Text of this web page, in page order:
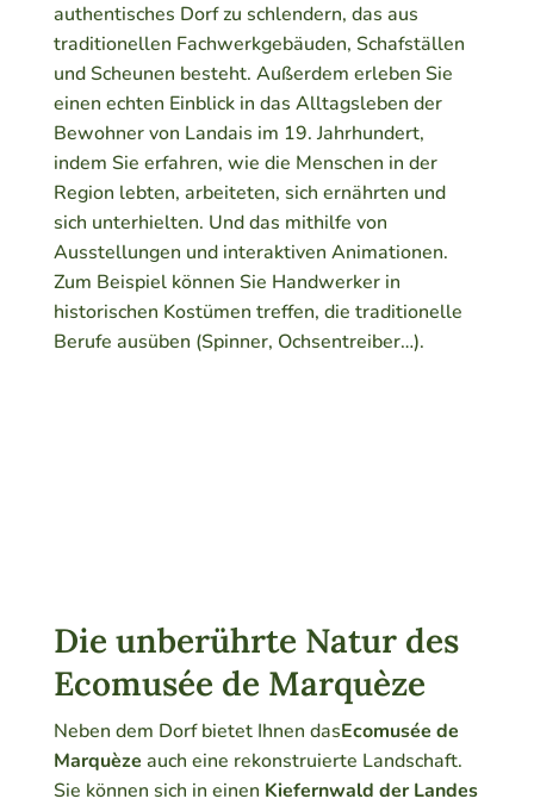
authentisches Dorf zu schlendern, das aus
traditionellen Fachwerkgebäuden, Schafställen
und Scheunen besteht. Außerdem erleben Sie
einen echten Einblick in das Alltagsleben der
Bewohner von Landais im 19. Jahrhundert,
indem Sie erfahren, wie die Menschen in der
Region lebten, arbeiteten, sich ernährten und
sich unterhielten. Und das mithilfe von
Ausstellungen und interaktiven Animationen.
Zum Beispiel können Sie Handwerker in
historischen Kostümen treffen, die traditionelle
Berufe ausüben (Spinner, Ochsentreiber…).
Die unberührte Natur des
Ecomusée de Marquèze
Neben dem Dorf bietet Ihnen dasEcomusée de
Marquèze auch eine rekonstruierte Landschaft.
Sie können sich in einen Kiefernwald der Landes